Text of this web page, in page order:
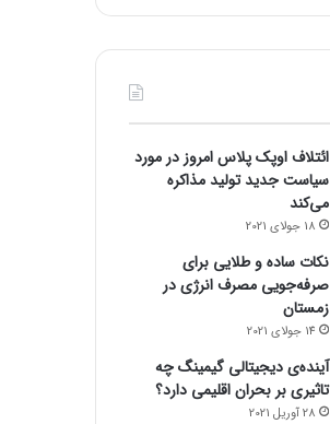
ائتلاف اوپک پلاس امروز در مورد
سیاست جدید تولید مذاکره
می‌کند
18 جولای 2021
نکات ساده و طلایی برای
صرفه‌جویی مصرف انرژی در
زمستان
14 جولای 2021
آینده‌ی دیجیتالی گیمینگ چه
تاثیری بر بحران اقلیمی دارد؟
28 آوریل 2021